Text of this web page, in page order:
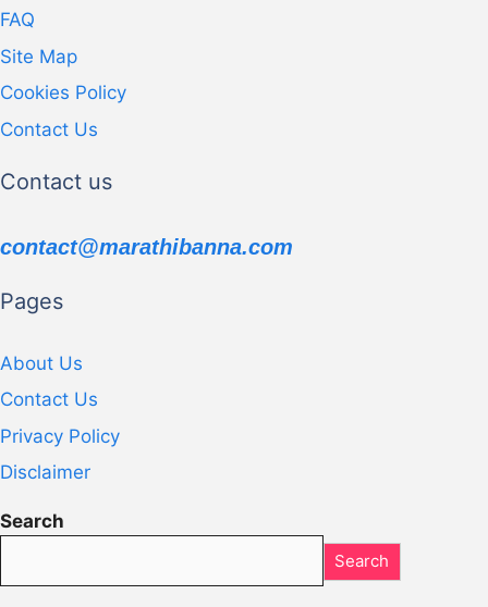
FAQ
Site Map
Cookies Policy
Contact Us
Contact us
contact@marathibanna.com
Pages
About Us
Contact Us
Privacy Policy
Disclaimer
Search
Search